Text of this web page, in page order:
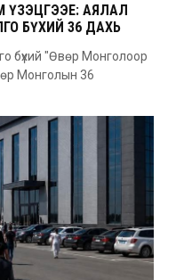
ҮЗЭЦГЭЭЕ: АЯЛАЛ
БҮХИЙ 36 ДАХЬ
бүхий "Өвөр Монголоор
Монголын 36